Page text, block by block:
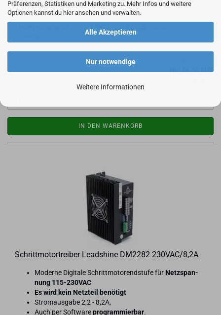
Präferenzen, Statistiken und Marketing zu. Mehr Infos und weitere
Optionen kannst du hier ansehen und verwalten.
Alle Akzeptieren
Nur notwendige
Weitere Informationen
ORI­GI­NAL LEADSHI­NE
Nur 86,60 EUR
IN DEN WARENKORB
Schritt­mo­tor­trei­ber Lead­shi­ne DM2282 230VAC/8,2A
Mo­der­ne Di­gi­ta­le Schritt­mo­to­rend­stu­fe für Netz­span­
nung 115-​230VAC
Es wird kein Netz­teil be­nö­tigt
Strom­aus­ga­be 2,2 - 8,2A,
Auch per Soft­warepro­gram­mier­bar.